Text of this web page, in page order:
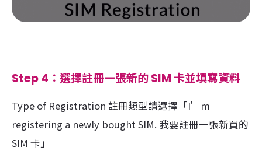
Step 4：選擇註冊一張新的 SIM 卡並填寫資料
Type of Registration 註冊類型請選擇「I’m
registering a newly bought SIM. 我要註冊一張新買的
SIM 卡」